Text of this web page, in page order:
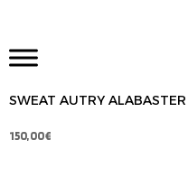
SWEAT AUTRY
150,00€